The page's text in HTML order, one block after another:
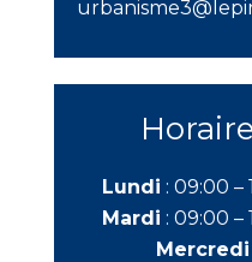
Lundi : 09:00 –
Mardi : 09:00 –
Mercredi